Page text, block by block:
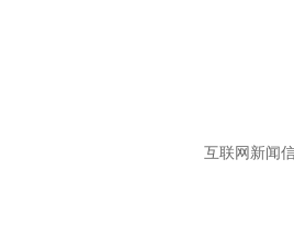
互联网新闻